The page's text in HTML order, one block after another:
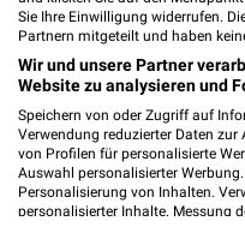
40,1 km
Dieter Knoll
Sie Ihre Einwilligung widerrufen.
Partnern mitgeteilt und haben
Wir und unsere Partner
Website zu analysieren und
Speichern von oder Zugriff auf
Verwendung reduzierter Daten
von Profilen für personalisierte
Auswahl personalisierter
Personalisierung von Inhalten.
personalisierter Inhalte. Messung